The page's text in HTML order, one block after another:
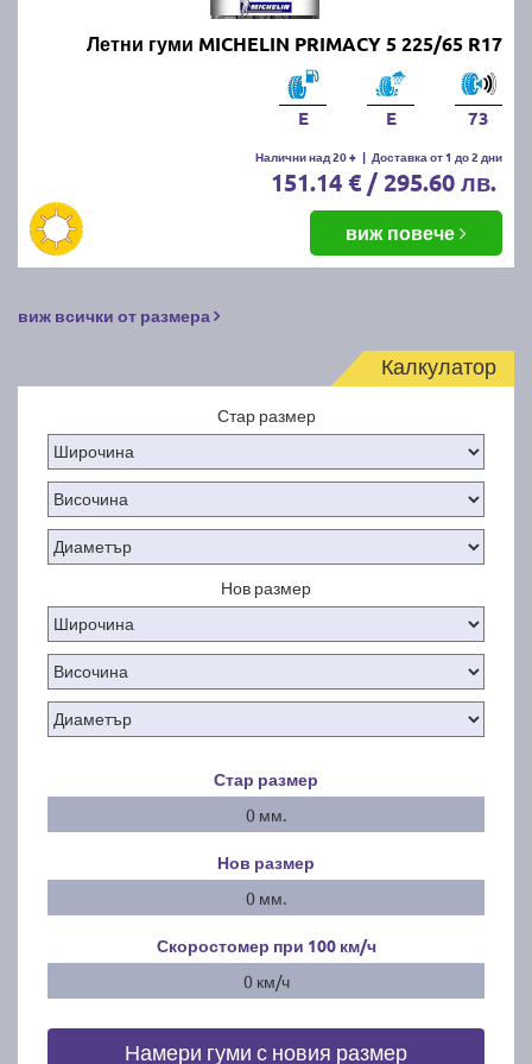
Летни гуми MICHELIN PRIMACY 5 225/65 R17
E E 73
Налични над 20 + | Доставка от 1 до 2 дни
151.14 € / 295.60 лв.
виж повече
виж всички от размера
Калкулатор
Стар размер
Нов размер
Стар размер
0 мм.
Нов размер
0 мм.
Скоростомер при 100 км/ч
0 км/ч
Намери гуми с новия размер